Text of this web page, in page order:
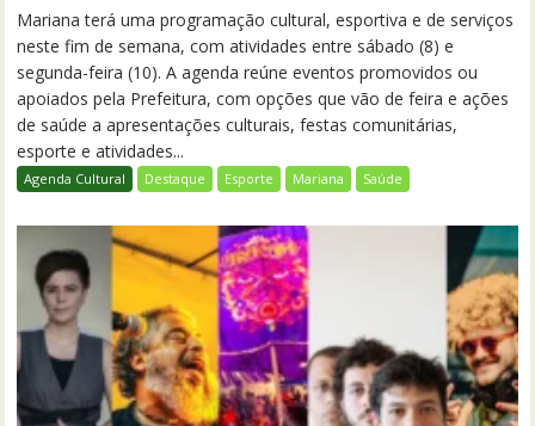
Mariana terá uma programação cultural, esportiva e de serviços
neste fim de semana, com atividades entre sábado (8) e
segunda-feira (10). A agenda reúne eventos promovidos ou
apoiados pela Prefeitura, com opções que vão de feira e ações
de saúde a apresentações culturais, festas comunitárias,
esporte e atividades...
Agenda Cultural Destaque Esporte Mariana Saúde